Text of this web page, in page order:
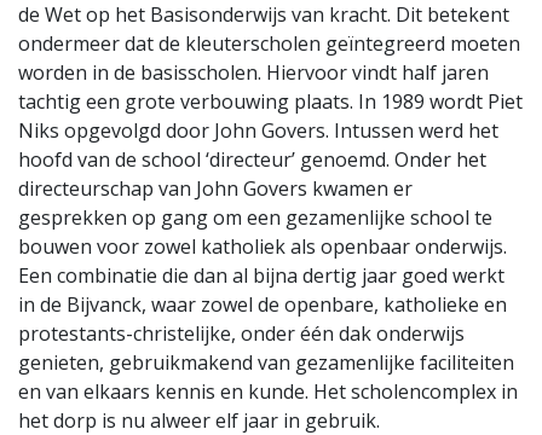
de Wet op het Basisonderwijs van kracht. Dit betekent
ondermeer dat de kleuterscholen geïntegreerd moeten
worden in de basisscholen. Hiervoor vindt half jaren
tachtig een grote verbouwing plaats. In 1989 wordt Piet
Niks opgevolgd door John Govers. Intussen werd het
hoofd van de school ‘directeur’ genoemd. Onder het
directeurschap van John Govers kwamen er
gesprekken op gang om een gezamenlijke school te
bouwen voor zowel katholiek als openbaar onderwijs.
Een combinatie die dan al bijna dertig jaar goed werkt
in de Bijvanck, waar zowel de openbare, katholieke en
protestants-christelijke, onder één dak onderwijs
genieten, gebruikmakend van gezamenlijke faciliteiten
en van elkaars kennis en kunde. Het scholencomplex in
het dorp is nu alweer elf jaar in gebruik.